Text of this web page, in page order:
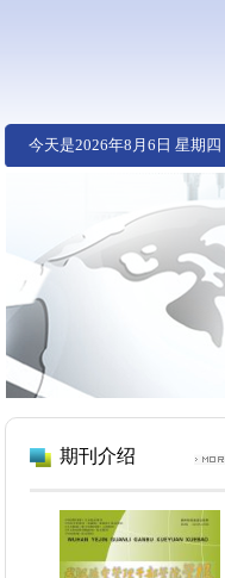
今天是2026年8月6日 星期四
期刊介绍